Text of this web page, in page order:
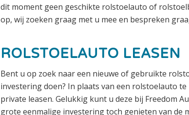
dit moment geen geschikte rolstoelauto of
op, wij zoeken graag met u mee en bespreken
ROLSTOELAUTO LEASEN
Bent u op zoek naar een nieuwe of gebruikte
investering doen? In plaats van een rolstoelauto
private leasen. Gelukkig kunt u deze bij Freedom
grote eenmalige investering toch genieten van de